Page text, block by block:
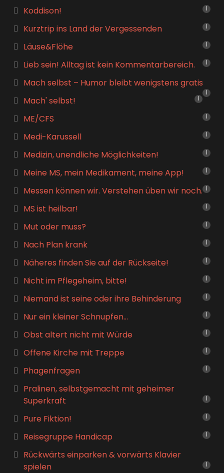
Koddison! 1
Kurztrip ins Land der Vergessenden 1
Läuse&Flöhe 1
Lieb sein! Alltag ist kein Kommentarbereich. 1
Mach selbst – Humor bleibt wenigstens gratis
1
Mach' selbst! 1
ME/CFS 1
Medi-Karussell 1
Medizin, unendliche Möglichkeiten! 1
Meine MS, mein Medikament, meine App! 1
Messen können wir. Verstehen üben wir noch. 1
MS ist heilbar! 1
Mut oder muss? 1
Nach Plan krank 1
Näheres finden Sie auf der Rückseite! 1
Nicht im Pflegeheim, bitte! 1
Niemand ist seine oder ihre Behinderung 1
Nur ein kleiner Schnupfen… 1
Obst altert nicht mit Würde 1
Offene Kirche mit Treppe 1
Phagenfragen 1
Pralinen, selbstgemacht mit geheimer
Superkraft
1
Pure Fiktion! 1
Reisegruppe Handicap 1
Rückwärts einparken & vorwärts Klavier
spielen
1